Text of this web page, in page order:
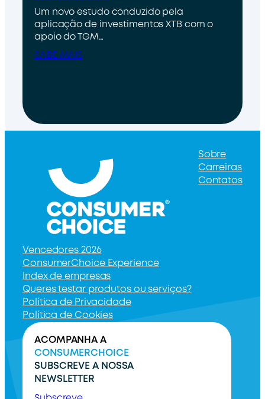
Um novo estudo conduzido pela
aplicação de investimentos XTB com o
apoio do TGM…
SABE MAIS
Sobre
Carreiras
Contatos
Vencedores 2026
ConsumerChoice Experience
Index de empresas
Queres testar produtos ou serviços?
Política de Privacidade
Política de Cookies
ACOMPANHA A
CONSUMERCHOICE
SUBSCREVE A NOSSA
NEWSLETTER